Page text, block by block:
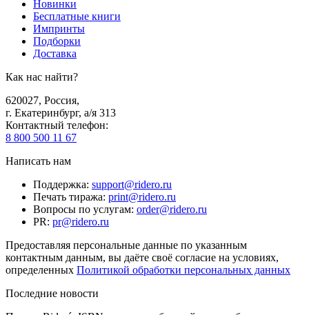
Новинки
Бесплатные книги
Импринты
Подборки
Доставка
Как нас найти?
620027, Россия,
г. Екатеринбург, а/я 313
Контактный телефон:
8 800 500 11 67
Написать нам
Поддержка: support@ridero.ru
Печать тиража: print@ridero.ru
Вопросы по услугам: order@ridero.ru
PR: pr@ridero.ru
Предоставляя персональные данные по указанным
контактным данным, вы даёте своё согласие на условиях,
определенных Политикой обработки персональных данных
Последние новости